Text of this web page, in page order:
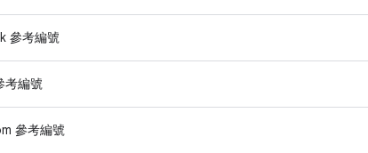
參考編號
考編號
參考編號